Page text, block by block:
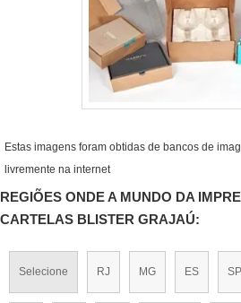
Estas imagens foram obtidas de bancos de
livremente na internet
REGIÕES ONDE A MUNDO DA
CARTELAS BLISTER GRAJAÚ:
Selecione RJ MG ES SP